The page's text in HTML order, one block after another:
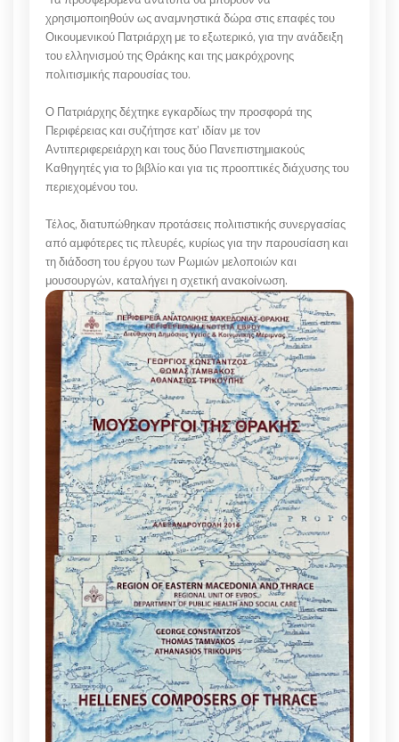
χρησιμοποιηθούν ως αναμνηστικά δώρα στις επαφές του
Οικουμενικού Πατριάρχη με το εξωτερικό, για την ανάδειξη
του ελληνισμού της Θράκης και της μακρόχρονης
πολιτισμικής παρουσίας του.
Ο Πατριάρχης δέχτηκε εγκαρδίως την προσφορά της
Περιφέρειας και συζήτησε κατ’ ιδίαν με τον
Αντιπεριφερειάρχη και τους δύο Πανεπιστημιακούς
Καθηγητές για το βιβλίο και για τις προοπτικές διάχυσης του
περιεχομένου του.
Τέλος, διατυπώθηκαν προτάσεις πολιτιστικής συνεργασίας
από αμφότερες τις πλευρές, κυρίως για την παρουσίαση και
τη διάδοση του έργου των Ρωμιών μελοποιών και
μουσουργών, καταλήγει η σχετική ανακοίνωση.